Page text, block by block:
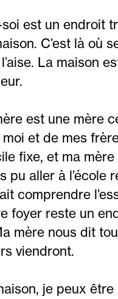
est un endroit
C’est là où
La maison
est une mère
et de mes
fixe, et ma
pu aller à
comprendre
foyer reste un
mère nous dit
viendront.
je peux